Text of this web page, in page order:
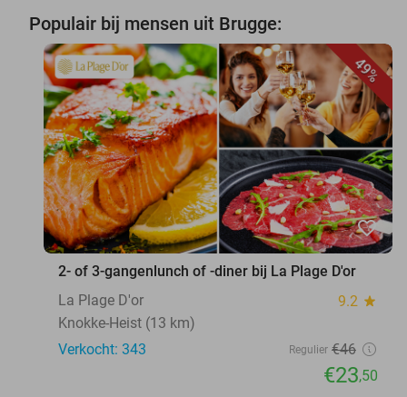
Populair bij mensen uit Brugge:
49%
favorite_border
2- of 3-gangenlunch of -diner bij La Plage D'or
La Plage D'or
9.2 star
Knokke-Heist (13 km)
Verkocht: 343
Regulier €46
€23,50